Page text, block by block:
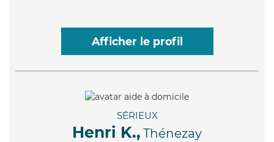
Afficher le profil
SÉRIEUX
Henri K., Thénezay